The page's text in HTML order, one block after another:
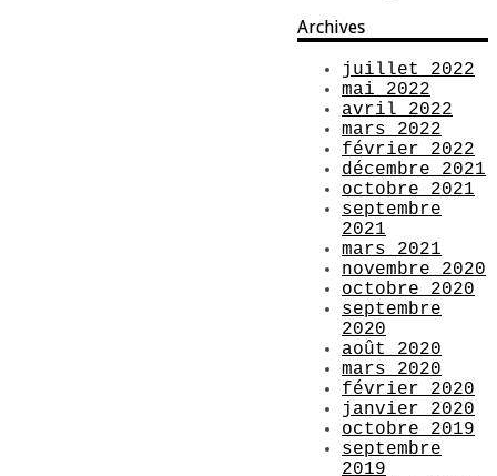
Archives
juillet 2022
mai 2022
avril 2022
mars 2022
février 2022
décembre 2021
octobre 2021
septembre
2021
mars 2021
novembre 2020
octobre 2020
septembre
2020
août 2020
mars 2020
février 2020
janvier 2020
octobre 2019
septembre
2019